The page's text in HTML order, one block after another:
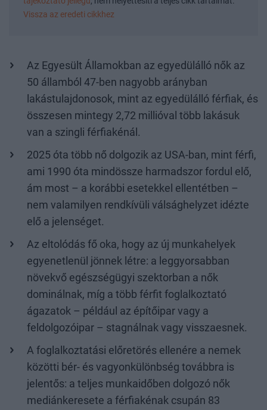
Vissza az eredeti cikkhez
Az Egyesült Államokban az egyedülálló nők az
50 államból 47-ben nagyobb arányban
lakástulajdonosok, mint az egyedülálló férfiak, és
összesen mintegy 2,72 millióval több lakásuk
van a szingli férfiakénál.
2025 óta több nő dolgozik az USA-ban, mint férfi,
ami 1990 óta mindössze harmadszor fordul elő,
ám most – a korábbi esetekkel ellentétben –
nem valamilyen rendkívüli válsághelyzet idézte
elő a jelenséget.
Az eltolódás fő oka, hogy az új munkahelyek
egyenetlenül jönnek létre: a leggyorsabban
növekvő egészségügyi szektorban a nők
dominálnak, míg a több férfit foglalkoztató
ágazatok – például az építőipar vagy a
feldolgozóipar – stagnálnak vagy visszaesnek.
A foglalkoztatási előretörés ellenére a nemek
közötti bér- és vagyonkülönbség továbbra is
jelentős: a teljes munkaidőben dolgozó nők
mediánkeresete a férfiakénak csupán 83